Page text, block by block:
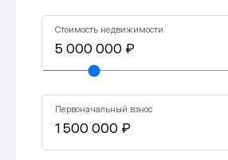
Стоимость недвижимости
Первоначальный взнос